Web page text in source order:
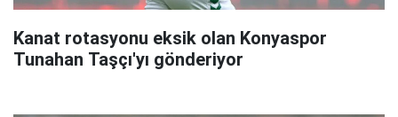
Kanat rotasyonu eksik olan Konyaspor
Tunahan Taşçı'yı gönderiyor